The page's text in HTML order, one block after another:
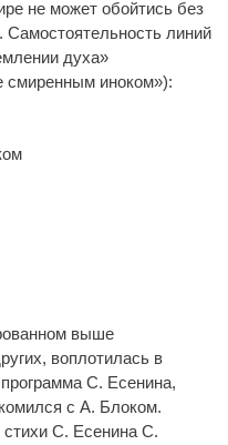
не может обойтись без
Самостоятельность линий
духа»
смиренным иноком»):
выше
воплотилась в
С. Есенина,
с А. Блоком.
С. Есенина С.